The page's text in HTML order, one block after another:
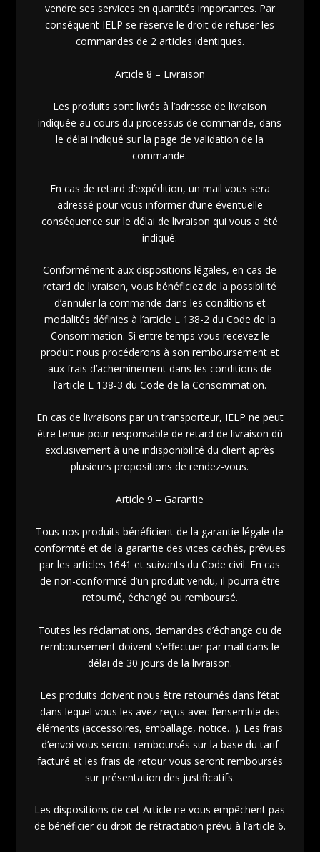
vendre ses services en quantités importantes. Par
conséquent IELP se réserve le droit de refuser les
commandes de 2 articles identiques.
Article 8 – Livraison
Les produits sont livrés à l’adresse de livraison
indiquée au cours du processus de commande, dans
le délai indiqué sur la page de validation de la
commande.
En cas de retard d’expédition, un mail vous sera
adressé pour vous informer d’une éventuelle
conséquence sur le délai de livraison qui vous a été
indiqué.
Conformément aux dispositions légales, en cas de
retard de livraison, vous bénéficiez de la possibilité
d’annuler la commande dans les conditions et
modalités définies à l’article L 138-2 du Code de la
Consommation. Si entre temps vous recevez le
produit nous procéderons à son remboursement et
aux frais d’acheminement dans les conditions de
l’article L 138-3 du Code de la Consommation.
En cas de livraisons par un transporteur, IELP ne peut
être tenue pour responsable de retard de livraison dû
exclusivement à une indisponibilité du client après
plusieurs propositions de rendez-vous.
Article 9 – Garantie
Tous nos produits bénéficient de la garantie légale de
conformité et de la garantie des vices cachés, prévues
par les articles 1641 et suivants du Code civil. En cas
de non-conformité d’un produit vendu, il pourra être
retourné, échangé ou remboursé.
Toutes les réclamations, demandes d’échange ou de
remboursement doivent s’effectuer par mail dans le
délai de 30 jours de la livraison.
Les produits doivent nous être retournés dans l’état
dans lequel vous les avez reçus avec l’ensemble des
éléments (accessoires, emballage, notice…). Les frais
d’envoi vous seront remboursés sur la base du tarif
facturé et les frais de retour vous seront remboursés
sur présentation des justificatifs.
Les dispositions de cet Article ne vous empêchent pas
de bénéficier du droit de rétractation prévu à l’article 6.